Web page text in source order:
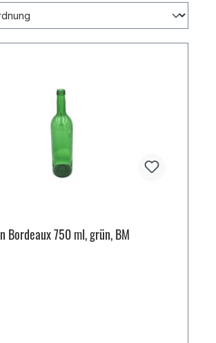
Bordeaux 750 ml, grün, BM